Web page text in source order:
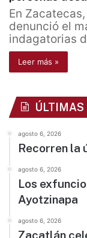
En
denunció el
indagatorias
Leer más »
agosto 6, 2026
Recorren la
agosto 6, 2026
Los
Ayotzinapa
agosto 6, 2026
Zacatlán